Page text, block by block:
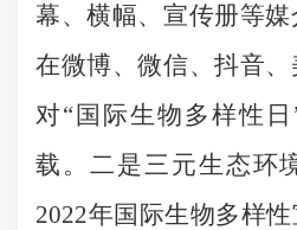
幕、横幅、宣传册等
在微博、微信、抖音
对“国际生物多样性
载。二是三元生态环
2022年国际生物多样